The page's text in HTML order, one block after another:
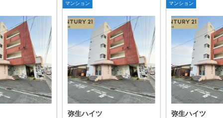
マンション
弥生ハイツ
マンション
弥生ハイツ